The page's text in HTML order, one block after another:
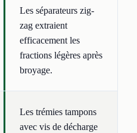
Les séparateurs zig-
zag extraient
efficacement les
fractions légères après
broyage.
Les trémies tampons
avec vis de décharge